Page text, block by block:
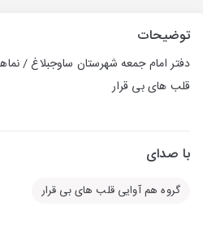
توضیحات
دفتر امام جمعه شهرستان ساوجبلاغ /
قلب های بی قرار
با صدای
گروه هم آوایی قلب های بی قرار